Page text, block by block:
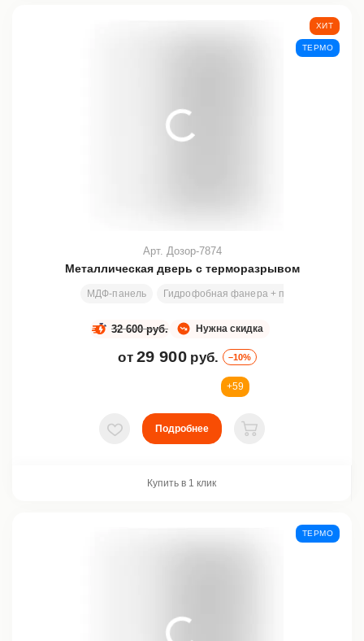
Металлическая дверь с терморазрывом
МДФ-панель Гидрофобная фанера + пенополиэтилен
Арт. Дозор-7874
Нужна скидка
32 600 руб.
от 29 900 руб. –10%
ХИТ
ТЕРМО
+59
В избранное
Подробнее
В корзину
Купить в 1 клик
ТЕРМО